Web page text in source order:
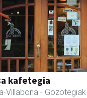
kafetegia
Villabona - Gozotegiak